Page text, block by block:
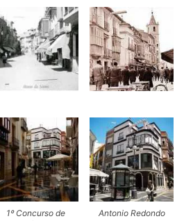
1º Concurso de
Antonio Redondo